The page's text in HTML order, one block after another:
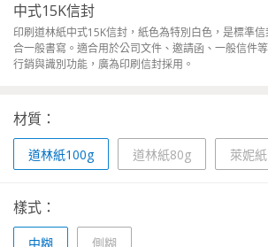
中式15K信封
印刷道林紙中式15K信封，紙色為特別白色，是標準
合一般書寫。適合用於公司文件、邀請函、一般信件
行銷與識別功能，廣為印刷信封採用。
材質：
道林紙100g 道林紙80g 萊妮
樣式：
中糊 側糊